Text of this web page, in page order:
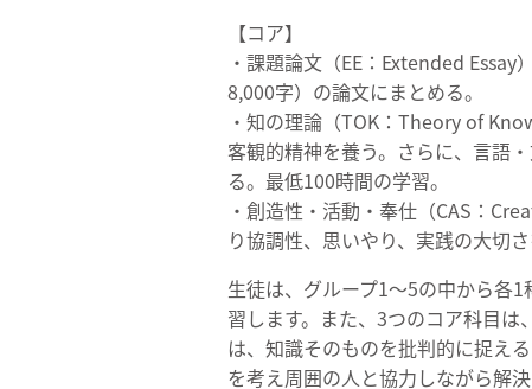
【コア】
・課題論文（EE：Extended
8,000字）の論文にまとめる。
・知の理論（TOK：Theory of
客観的精神を養う。さらに、言語
る。最低100時間の学習。
・創造性・活動・奉仕（CAS：
り協調性、思いやり、実践の大切
生徒は、グループ1～5の中から各
習します。また、3つのコア科目は
は、知識そのものを批判的に捉え
を考え周囲の人と協力しながら解